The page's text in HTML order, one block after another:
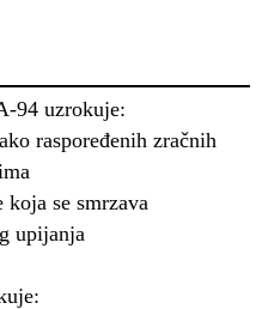
94 uzrokuje:
raspoređenih zračnih
se smrzava
upijanja